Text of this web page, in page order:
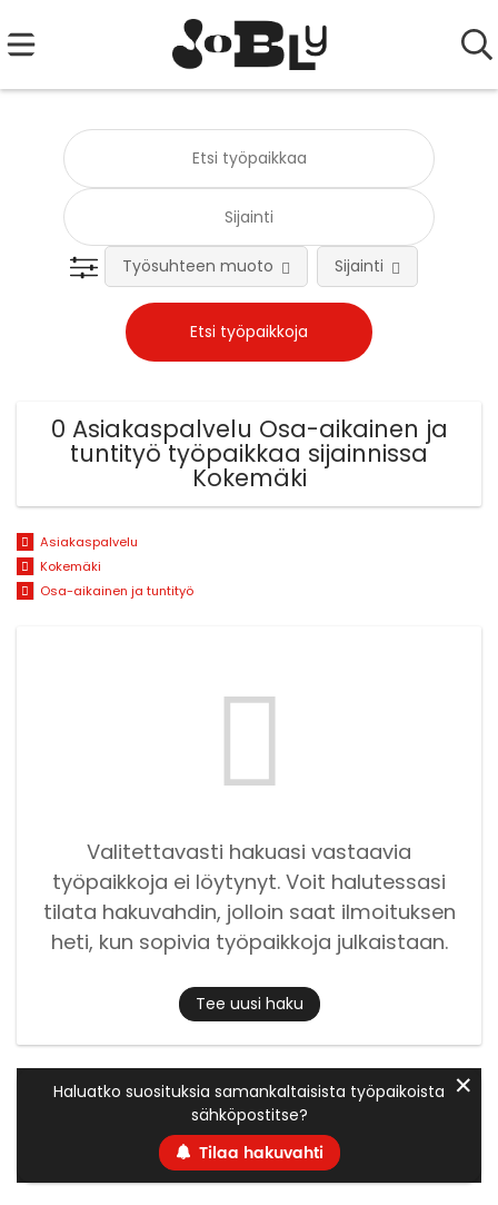
Työsuhteen muoto Sijainti
0 Asiakaspalvelu Osa-aikainen ja
tuntityö työpaikkaa sijainnissa
Kokemäki
Asiakaspalvelu
Kokemäki
Osa-aikainen ja tuntityö
Valitettavasti hakuasi vastaavia
työpaikkoja ei löytynyt. Voit halutessasi
tilata hakuvahdin, jolloin saat ilmoituksen
heti, kun sopivia työpaikkoja julkaistaan.
Tee uusi haku
Haluatko suosituksia samankaltaisista työpaikoista
sähköpostitse?
Tilaa hakuvahti
✕